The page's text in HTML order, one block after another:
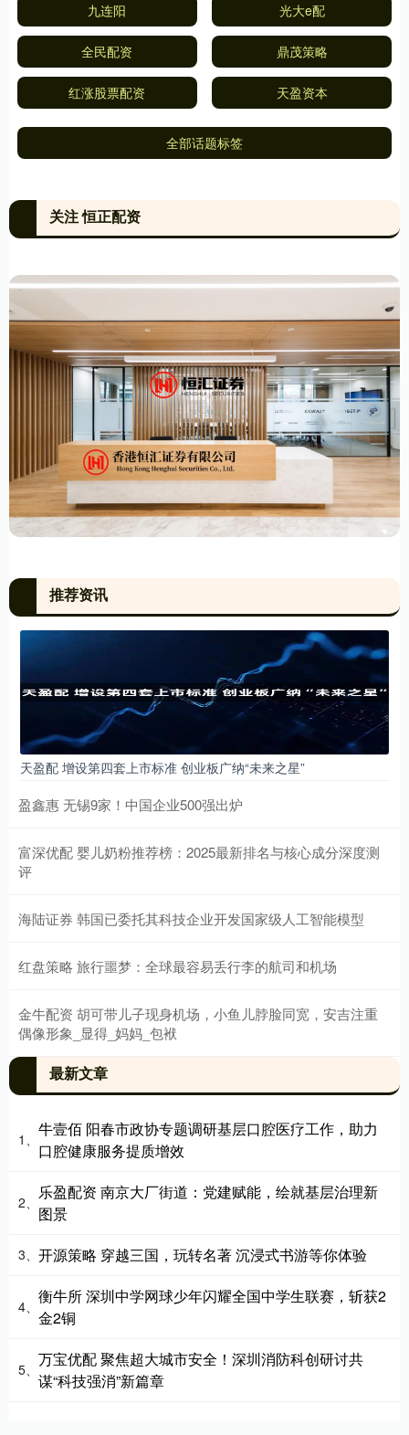
九连阳 光大e配
全民配资 鼎茂策略
红涨股票配资 天盈资本
全部话题标签
关注 恒正配资
推荐资讯
天盈配 增设第四套上市标准 创业板广纳“未来之星”
盈鑫惠 无锡9家！中国企业500强出炉
富深优配 婴儿奶粉推荐榜：2025最新排名与核心成分深度测
评
海陆证券 韩国已委托其科技企业开发国家级人工智能模型
红盘策略 旅行噩梦：全球最容易丢行李的航司和机场
金牛配资 胡可带儿子现身机场，小鱼儿脖脸同宽，安吉注重
偶像形象_显得_妈妈_包袱
最新文章
1、
牛壹佰 阳春市政协专题调研基层口腔医疗工作，助力
口腔健康服务提质增效
2、
乐盈配资 南京大厂街道：党建赋能，绘就基层治理新
图景
3、 开源策略 穿越三国，玩转名著 沉浸式书游等你体验
4、
衡牛所 深圳中学网球少年闪耀全国中学生联赛，斩获2
金2铜
5、
万宝优配 聚焦超大城市安全！深圳消防科创研讨共
谋“科技强消”新篇章